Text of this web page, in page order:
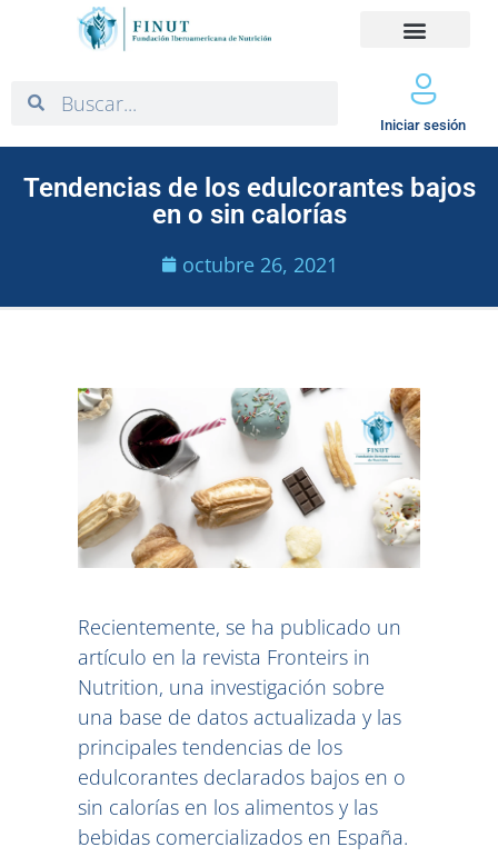
Iniciar sesión
Tendencias de los edulcorantes bajos
en o sin calorías
octubre 26, 2021
Recientemente, se ha publicado un
artículo en la revista Fronteirs in
Nutrition, una investigación sobre
una base de datos actualizada y las
principales tendencias de los
edulcorantes declarados bajos en o
sin calorías en los alimentos y las
bebidas comercializados en España.